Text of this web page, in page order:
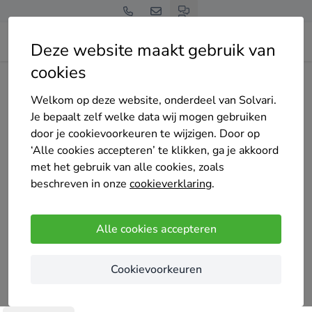
Deze website maakt gebruik van
cookies
Welkom op deze website, onderdeel van Solvari.
Je bepaalt zelf welke data wij mogen gebruiken
door je cookievoorkeuren te wijzigen. Door op
‘Alle cookies accepteren’ te klikken, ga je akkoord
met het gebruik van alle cookies, zoals
beschreven in onze cookieverklaring.
Alle cookies accepteren
Cookievoorkeuren
Home Cv-ketel
MB Klimaat
doeltreffend een energiezuinige klimaatsystemen